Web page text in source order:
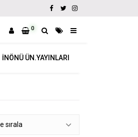
0
İNÖNÜ ÜN.YAYINLARI